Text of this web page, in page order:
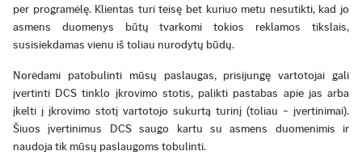
per programėlę. Klientas turi teisę bet kuriuo metu nesutikti, kad jo
asmens duomenys būtų tvarkomi tokios reklamos tikslais,
susisiekdamas vienu iš toliau nurodytų būdų.
Norėdami patobulinti mūsų paslaugas, prisijungę vartotojai gali
įvertinti DCS tinklo įkrovimo stotis, palikti pastabas apie jas arba
įkelti į įkrovimo stotį vartotojo sukurtą turinį (toliau – įvertinimai).
Šiuos įvertinimus DCS saugo kartu su asmens duomenimis ir
naudoja tik mūsų paslaugoms tobulinti.